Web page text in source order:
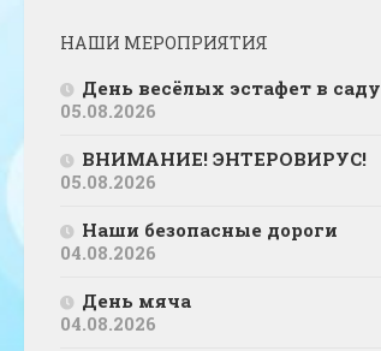
НАШИ МЕРОПРИЯТИЯ
День весёлых эстафет в саду
05.08.2026
ВНИМАНИЕ! ЭНТЕРОВИРУС!
05.08.2026
Наши безопасные дороги
04.08.2026
День мяча
04.08.2026